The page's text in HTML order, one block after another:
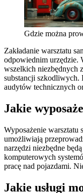
Gdzie można
Zakładanie warsztatu
odpowiednim urzędzie.
wszelkich niezbędnych
substancji szkodliwych.
audytów technicznych
Jakie
Wyposażenie warsztatu
umożliwiają
narzędzi niezbędne
komputerowych
pracę nad pojazdami.
Jakie usługi